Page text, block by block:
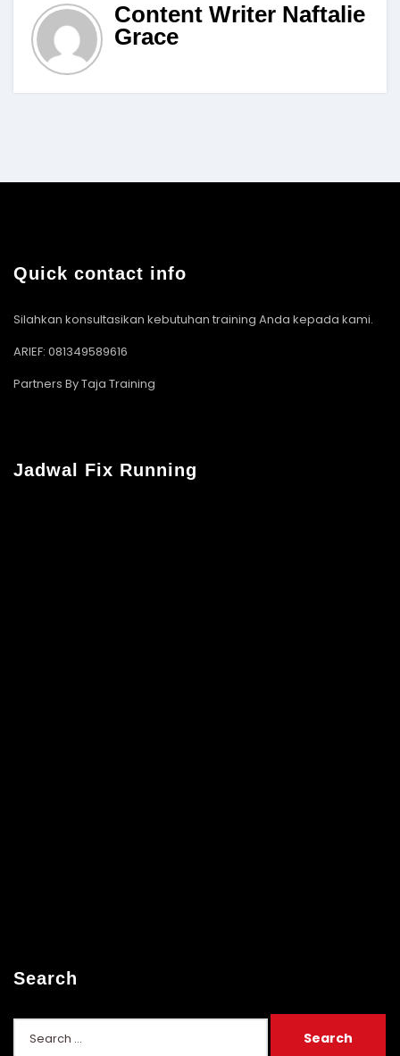
Content Writer Naftalie
Grace
Quick contact info
Silahkan konsultasikan kebutuhan training Anda kepada kami.
ARIEF: 081349589616
Partners By Taja Training
Jadwal Fix Running
Search